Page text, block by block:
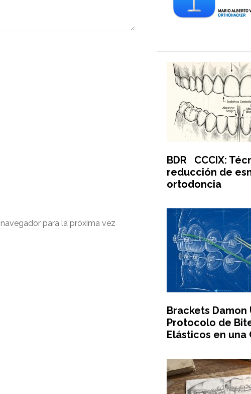
para la próxima vez
BDR CCCIX:
reducción de
ortodoncia
Brackets Damon
Protocolo de
Elásticos en una